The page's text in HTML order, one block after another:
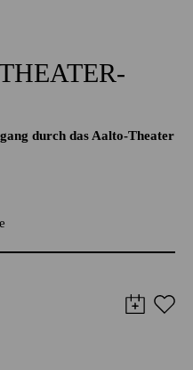
durch das Aalto-Theater